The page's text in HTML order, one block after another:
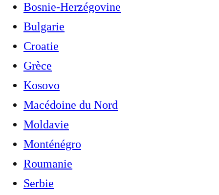
Bosnie-Herzégovine
Bulgarie
Croatie
Grèce
Kosovo
Macédoine du Nord
Moldavie
Monténégro
Roumanie
Serbie